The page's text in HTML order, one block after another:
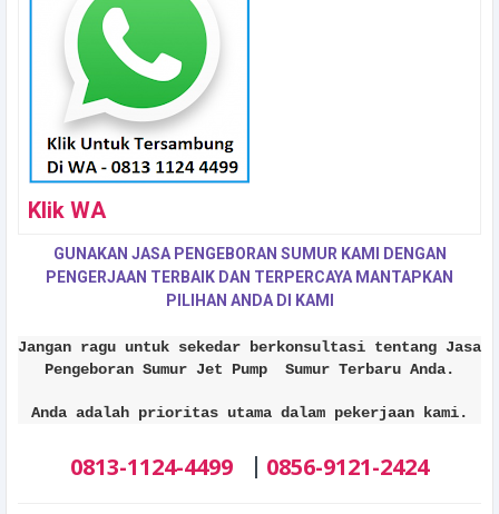
Klik WA
GUNAKAN JASA PENGEBORAN SUMUR KAMI DENGAN
PENGERJAAN TERBAIK DAN TERPERCAYA MANTAPKAN
PILIHAN ANDA DI KAMI
Jangan ragu untuk sekedar berkonsultasi tentang Jasa
Pengeboran Sumur Jet Pump Sumur Terbaru Anda.
Anda adalah prioritas utama dalam pekerjaan kami.
0813-1124-4499 | 0856-9121-2424